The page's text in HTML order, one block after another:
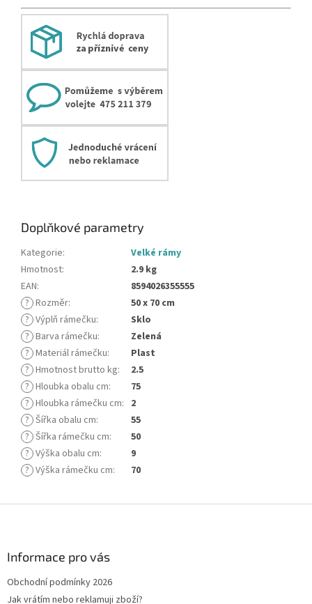
Doplňkové parametry
Kategorie:
Velké rámy
Hmotnost:
2.9 kg
EAN:
8594026355555
? Rozměr:
50 x 70 cm
? Výplň rámečku:
Sklo
? Barva rámečku:
Zelená
? Materiál rámečku:
Plast
? Hmotnost brutto kg:
2.5
? Hloubka obalu cm:
75
? Hloubka rámečku cm: 2
? Šířka obalu cm:
55
? Šířka rámečku cm:
50
? Výška obalu cm:
9
? Výška rámečku cm: 70
Informace pro vás
Obchodní podmínky 2026
Jak vrátím nebo reklamuji zboží?